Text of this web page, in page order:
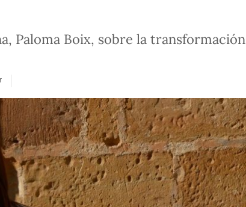
Paloma Boix, sobre la transformación